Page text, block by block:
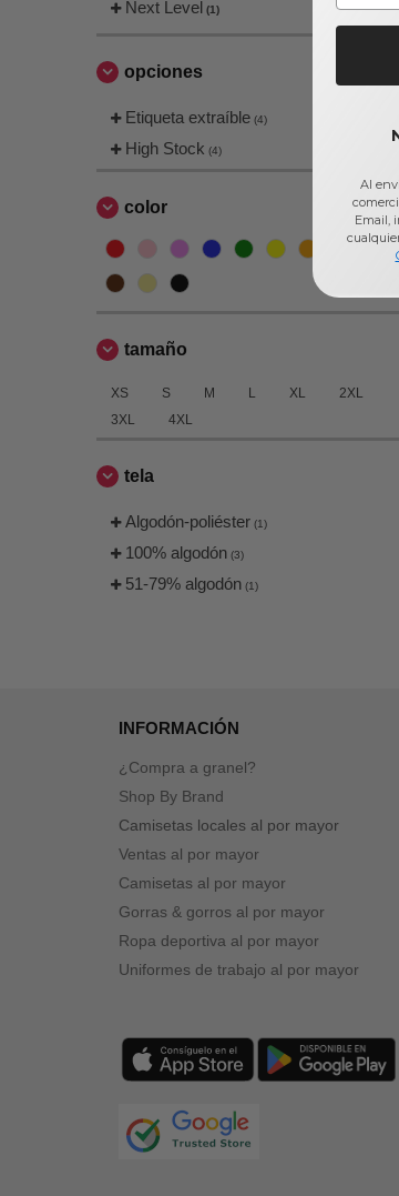
Next Level (1)
opciones
Etiqueta extraíble (4)
High Stock (4)
color
tamaño
XS S M L XL
2XL
3XL
4XL
tela
Algodón-poliéster (1)
100% algodón (3)
51-79% algodón (1)
INFORMACIÓN
¿Compra a granel?
Shop By Brand
Camisetas locales al por mayor
Ventas al por mayor
Camisetas al por mayor
Gorras & gorros al por mayor
Ropa deportiva al por mayor
Uniformes de trabajo al por mayor
Al
Email,